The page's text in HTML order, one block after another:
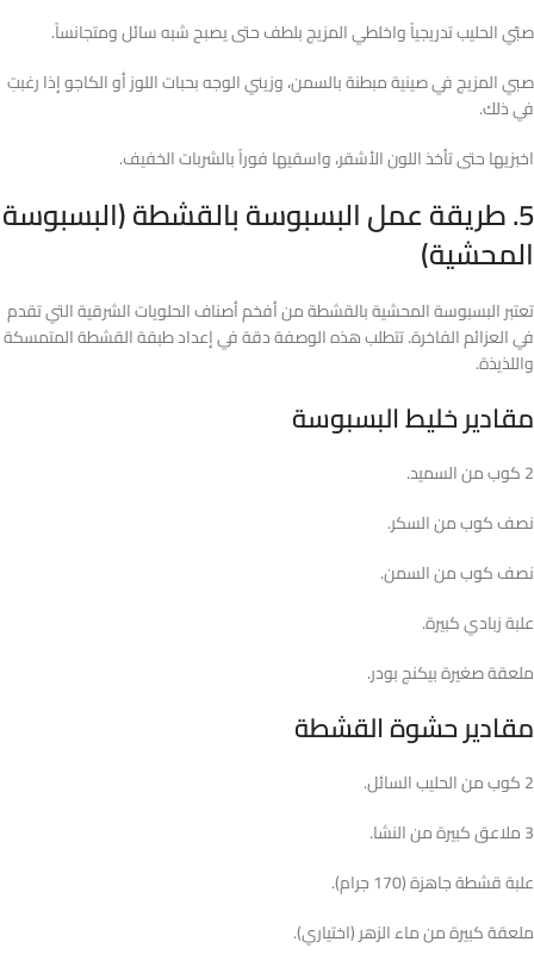
صبّي الحليب تدريجياً واخلطي المزيج بلطف حتى يصبح شبه سائل ومتجانساً.
صبي المزيج في صينية مبطنة بالسمن، وزيني الوجه بحبات اللوز أو الكاجو إذا رغبتِ
في ذلك.
اخبزيها حتى تأخذ اللون الأشقر، واسقيها فوراً بالشربات الخفيف.
5. طريقة عمل البسبوسة بالقشطة (البسبوسة
المحشية)
تعتبر البسبوسة المحشية بالقشطة من أفخم أصناف الحلويات الشرقية التي تقدم
في العزائم الفاخرة. تتطلب هذه الوصفة دقة في إعداد طبقة القشطة المتمسكة
واللذيذة.
مقادير خليط البسبوسة
2 كوب من السميد.
نصف كوب من السكر.
نصف كوب من السمن.
علبة زبادي كبيرة.
ملعقة صغيرة بيكنج بودر.
مقادير حشوة القشطة
2 كوب من الحليب السائل.
3 ملاعق كبيرة من النشا.
علبة قشطة جاهزة (170 جرام).
ملعقة كبيرة من ماء الزهر (اختياري).